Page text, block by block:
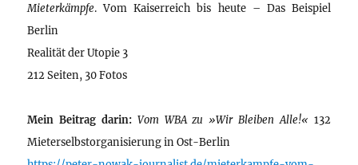
Mieterkämpfe. Vom Kaiserreich bis heute – Das Beispiel
Berlin
Realität der Utopie 3
212 Seiten, 30 Fotos
Mein Beitrag darin: Vom WBA zu »Wir Bleiben Alle!« 132
Mieterselbstorganisierung in Ost-Berlin